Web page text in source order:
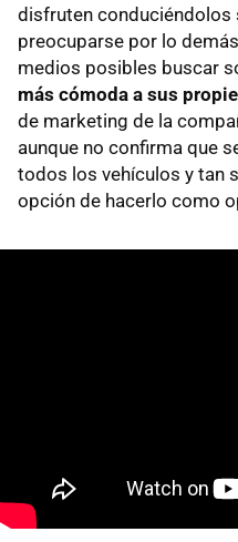
disfruten conduciéndolos
preocuparse por lo
medios posibles buscar
más cómoda a sus
de marketing de la
aunque no confirma que
todos los vehículos y tan
opción de hacerlo como